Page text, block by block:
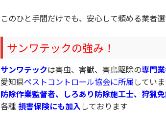
このひと手間だけでも、安心して頼める業者
サンワテックの強み！
サンワテックは害虫、害獣、害鳥駆除の専門
愛知県ペストコントロール協会に所属してい
防除作業監督者、しろあり防除施工士、狩猟
各種 損害保険にも加入しております